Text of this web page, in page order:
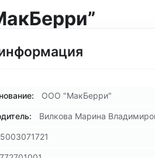
ООО "МакБерри"
Вилкова Марина
5003071721